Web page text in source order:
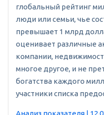
глобальный рейтинг
люди или семьи, чье
превышает 1 млрд
оценивает различные
компании,
многое другое, и не
богатства каждого
участники списка